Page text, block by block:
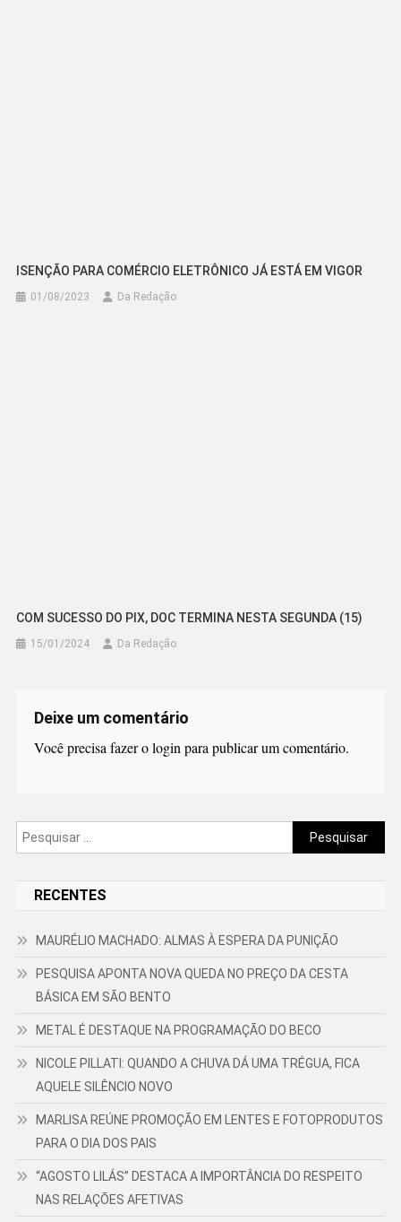
ISENÇÃO PARA COMÉRCIO ELETRÔNICO JÁ ESTÁ EM VIGOR
01/08/2023 Da Redação
COM SUCESSO DO PIX, DOC TERMINA NESTA SEGUNDA (15)
15/01/2024 Da Redação
Deixe um comentário
Você precisa fazer ologinpara publicar um comentário.
Pesquisar
por:
RECENTES
MAURÉLIO MACHADO: ALMAS À ESPERA DA PUNIÇÃO
PESQUISA APONTA NOVA QUEDA NO PREÇO DA CESTA
BÁSICA EM SÃO BENTO
METAL É DESTAQUE NA PROGRAMAÇÃO DO BECO
NICOLE PILLATI: QUANDO A CHUVA DÁ UMA TRÉGUA, FICA
AQUELE SILÊNCIO NOVO
MARLISA REÚNE PROMOÇÃO EM LENTES E FOTOPRODUTOS
PARA O DIA DOS PAIS
“AGOSTO LILÁS” DESTACA A IMPORTÂNCIA DO RESPEITO
NAS RELAÇÕES AFETIVAS